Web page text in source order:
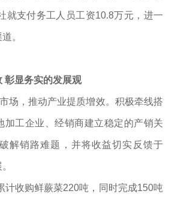
就支付务工人员工资10.8万元，进一
。
彰显务实的发展观
场，推动产业提质增效。积极牵线搭
加工企业、经销商建立稳定的产销关
解销路难题，并将收益切实反馈于
计收购鲜蕨菜220吨，同时完成150吨